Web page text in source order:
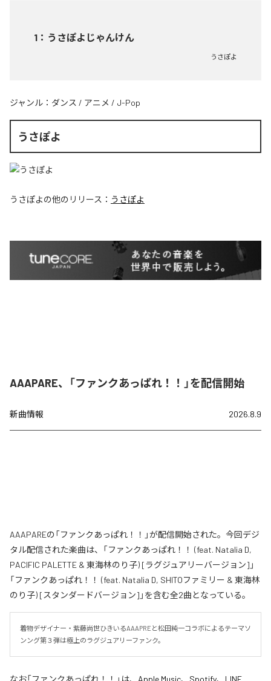
1 ： うさぽよじゃんけん
うさぽよ
ジャンル： ダンス / アニメ / J-Pop
うさぽよ
うさぽよの他のリリース： うさぽよ
AAAPARE、「ファンクあっぱれ！！」を配信開始
新曲情報 2026.8.9
AAAPAREの「ファンクあっぱれ！！」が配信開始された。今回デジ
タル配信された楽曲は、「ファンクあっぱれ！！ (feat. Natalia D,
PACIFIC PALETTE & 東海林のり子) [ラグジュアリーバージョン]」
「ファンクあっぱれ！！ (feat. Natalia D, SHITOファミリー & 東海林
のり子) [スタンダードバージョン]」を含む全2曲となっている。
着物デザイナー・紫藤尚世ひきいるAAAPREと松田純一コラボによるテーマソ
ンング第３弾は極上のラグジュアリーファンク。
なお「ファンクあっぱれ！！ 」は、 Apple Music、 Spotify、 LINE